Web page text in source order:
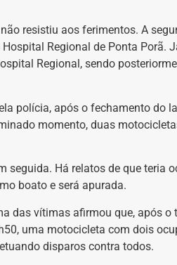
resistiu aos ferimentos. A
Regional de Ponta Porã.
Regional, sendo
polícia, após o fechamento do
momento, duas
seguida. Há relatos de que teria
boato e será apurada.
das vítimas afirmou que, após o
uma motocicleta com dois
disparos contra todos.